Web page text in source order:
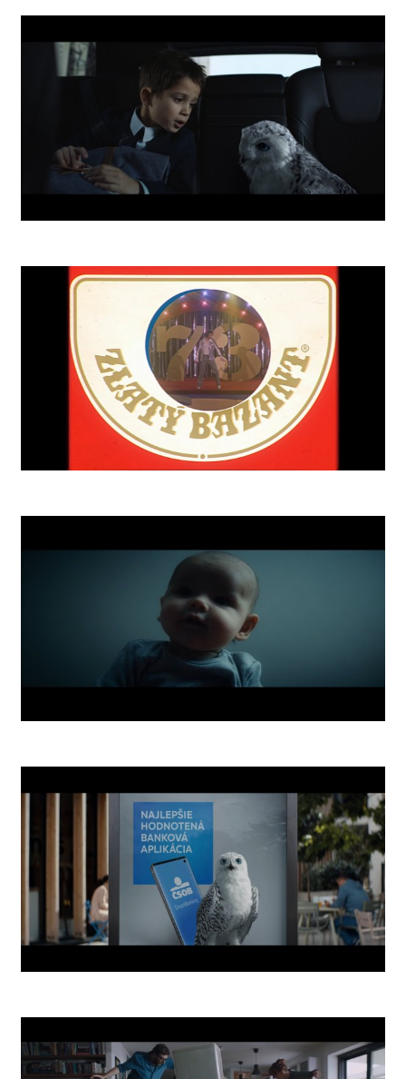
SLSP Xmas Star
Invest School
Zlatý Bažant 73 Retro
Nightmares
Smartbanking App